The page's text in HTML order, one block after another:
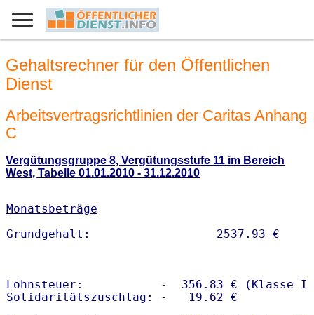
Gehaltsrechner für den Öffentlichen
Dienst
Arbeitsvertragsrichtlinien der Caritas Anhang
C
Vergütungsgruppe 8, Vergütungsstufe 11 im Bereich
West, Tabelle 01.01.2010 - 31.12.2010
Monatsbeträge
Lohnsteuer:           -  356.83 € (Klasse I)
Solidaritätszuschlag: -   19.62 €